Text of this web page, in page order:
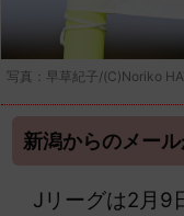
写真：早草紀子/(C)Noriko
新潟からのメール
Jリーグは2月9